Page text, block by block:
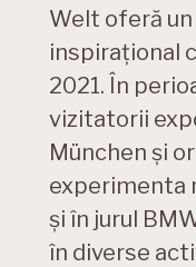
Welt oferă
inspiraţional
2021. În
vizitatorii
München şi
experimenta
şi în jurul
în diverse